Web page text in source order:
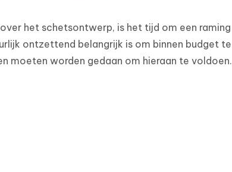
het schetsontwerp, is het tijd om een raming
ontzettend belangrijk is om binnen budget te
moeten worden gedaan om hieraan te voldoen.